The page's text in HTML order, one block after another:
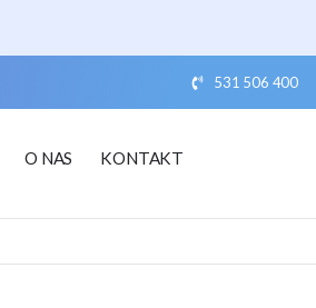
531 506 400
O NAS KONTAKT